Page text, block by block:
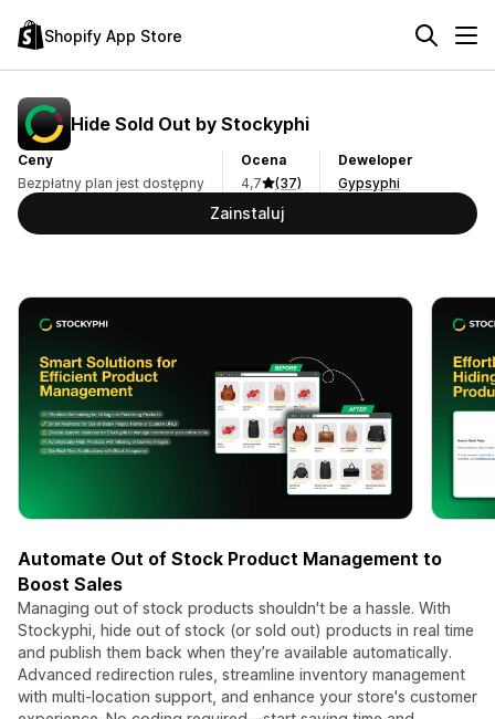
Shopify App Store
Hide Sold Out by Stockyphi
Ceny
Bezpłatny plan jest dostępny
Ocena
4,7
(37)
Deweloper
Gypsyphi
Zainstaluj
Automate Out of Stock Product Management to
Boost Sales
Managing out of stock products shouldn't be a hassle. With
Stockyphi, hide out of stock (or sold out) products in real time
and publish them back when they’re available automatically.
Advanced redirection rules, streamline inventory management
with multi-location support, and enhance your store's customer